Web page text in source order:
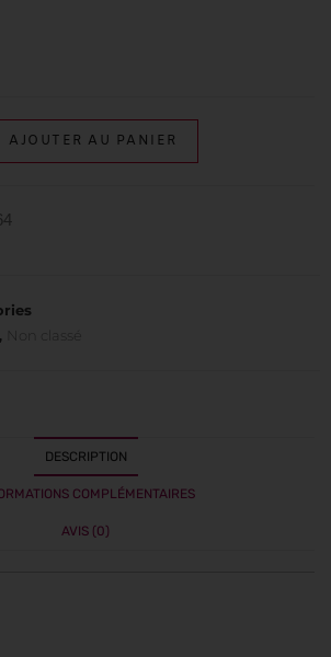
AJOUTER AU PANIER
,
DESCRIPTION
COMPLÉMENTAIRES
AVIS (0)